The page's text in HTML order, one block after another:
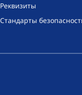
Реквизиты
Стандарты